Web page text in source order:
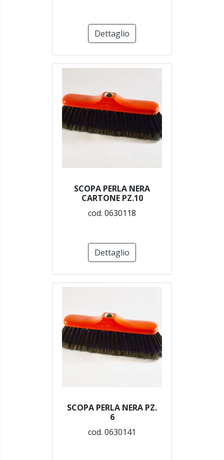
Dettaglio
SCOPA PERLA NERA
CARTONE PZ.10
cod. 0630118
Dettaglio
SCOPA PERLA NERA PZ.
6
cod. 0630141